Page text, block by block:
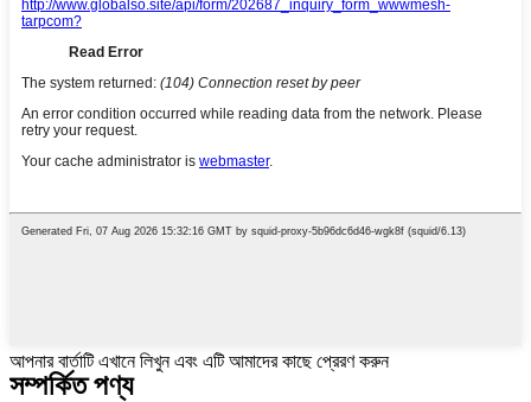
আপনার বার্তাটি এখানে লিখুন এবং এটি আমাদের কাছে প্রেরণ করুন
সম্পর্কিত পণ্য